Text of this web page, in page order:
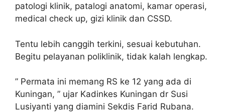
patologi klinik, patalogi anatomi, kamar operasi,
medical check up, gizi klinik dan CSSD.
Tentu lebih canggih terkini, sesuai kebutuhan.
Begitu pelayanan poliklinik, tidak kalah lengkap.
” Permata ini memang RS ke 12 yang ada di
Kuningan, ” ujar Kadinkes Kuningan dr Susi
Lusiyanti yang diamini Sekdis Farid Rubana.